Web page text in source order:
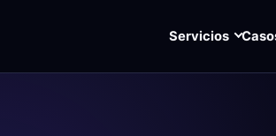
Servicios